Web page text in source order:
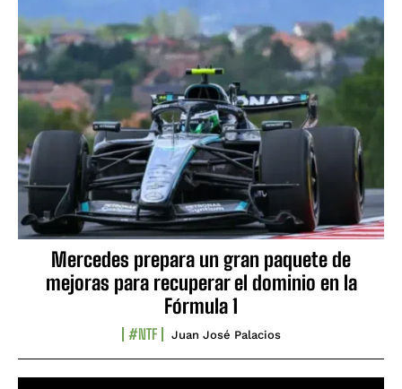
Mercedes prepara un gran paquete de
mejoras para recuperar el dominio en la
Fórmula 1
#NTF Juan José Palacios